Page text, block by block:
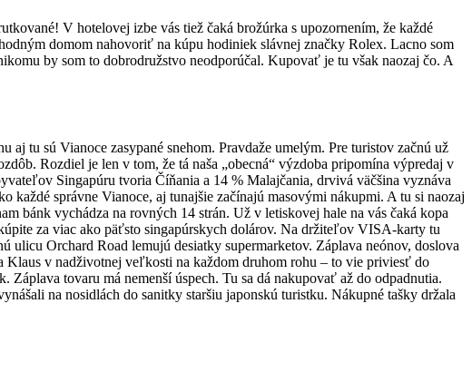
V hotelovej izbe vás tiež čaká brožúrka s upozornením, že každé
domom nahovoriť na kúpu hodiniek slávnej značky Rolex. Lacno som
by som to dobrodružstvo neodporúčal. Kupovať je tu však naozaj čo. A
tu sú Vianoce zasypané snehom. Pravdaže umelým. Pre turistov začnú už
Rozdiel je len v tom, že tá naša „obecná“ výzdoba pripomína výpredaj v
Singapúru tvoria Číňania a 14 % Malajčania, drvivá väčšina vyznáva
správne Vianoce, aj tunajšie začínajú masovými nákupmi. A tu si naozaj
bánk vychádza na rovných 14 strán. Už v letiskovej hale na vás čaká kopa
za viac ako päťsto singapúrskych dolárov. Na držiteľov VISA-karty tu
ulicu Orchard Road lemujú desiatky supermarketov. Záplava neónov, doslova
Klaus v nadživotnej veľkosti na každom druhom rohu – to vie priviesť do
tovaru má nemenší úspech. Tu sa dá nakupovať až do odpadnutia.
na nosidlách do sanitky staršiu japonskú turistku. Nákupné tašky držala